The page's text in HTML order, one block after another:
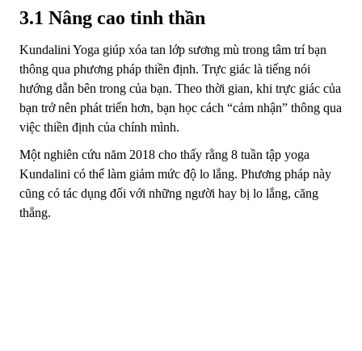
3.1 Nâng cao tinh thần
Kundalini Yoga giúp xóa tan lớp sương mù trong tâm trí bạn
thông qua phương pháp thiền định. Trực giác là tiếng nói
hướng dẫn bên trong của bạn. Theo thời gian, khi trực giác của
bạn trở nên phát triển hơn, bạn học cách “cảm nhận” thông qua
việc thiền định của chính mình.
Một nghiên cứu năm 2018 cho thấy rằng 8 tuần tập yoga
Kundalini có thể làm giảm mức độ lo lắng. Phương pháp này
cũng có tác dụng đối với những người hay bị lo lắng, căng
thẳng.